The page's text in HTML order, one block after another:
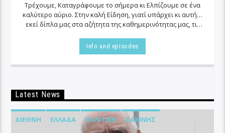
Τρέχουμε, Καταγράφουμε το σήμερα κι Ελπίζουμε σε ένα
καλύτερο αύριο. Στην καλή Είδηση, γιατί υπάρχει κι αυτή…
εκεί δίπλα μας στα αζήτητα της καθημερινότητας μας, τις
Info and episodes
Latest News
ΔΙΕΘΝΉ ΕΛΛΆΔΑ ΠΟΛΙΤΙΚΉ ΣΑΧΊΝΗΣ